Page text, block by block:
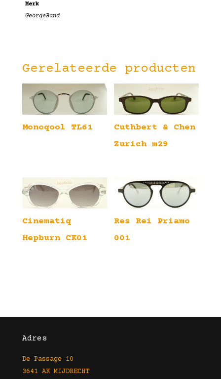
Merk
GeorgeBand
Gerelateerde producten
Monoqool TL61
Cuthbert & Chen
Zurich m29
Cinematiq
Hepburn CK01
Res Rei Priamo
001
Adres
De Passage 10
3641 AK MIJDRECHT